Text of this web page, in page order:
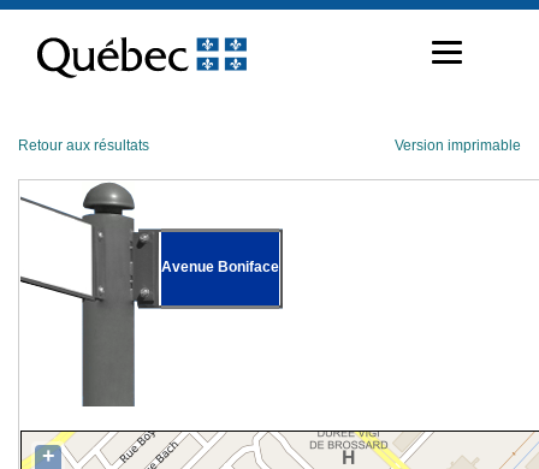
contenu
Retour aux résultats Version imprimable
Avenue Boniface
+